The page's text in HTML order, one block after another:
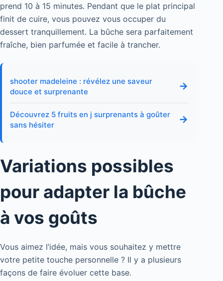
prend 10 à 15 minutes. Pendant que le plat principal
finit de cuire, vous pouvez vous occuper du
dessert tranquillement. La bûche sera parfaitement
fraîche, bien parfumée et facile à trancher.
shooter madeleine : révélez une saveur
douce et surprenante
→
Découvrez 5 fruits en j surprenants à goûter
sans hésiter
→
Variations possibles
pour adapter la bûche
à vos goûts
Vous aimez l’idée, mais vous souhaitez y mettre
votre petite touche personnelle ? Il y a plusieurs
façons de faire évoluer cette base.